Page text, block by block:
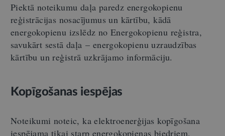
Piektā noteikumu daļa paredz energokopienu
reģistrācijas nosacījumus un kārtību, kādā
energokopienu izslēdz no Energokopienu reģistra,
savukārt sestā daļa – energokopienu uzraudzības
kārtību un reģistrā uzkrājamo informāciju.
Kopīgošanas iespējas
Noteikumi noteic, ka elektroenerģijas kopīgošana
iespējama tikai starp energokopienas biedriem,